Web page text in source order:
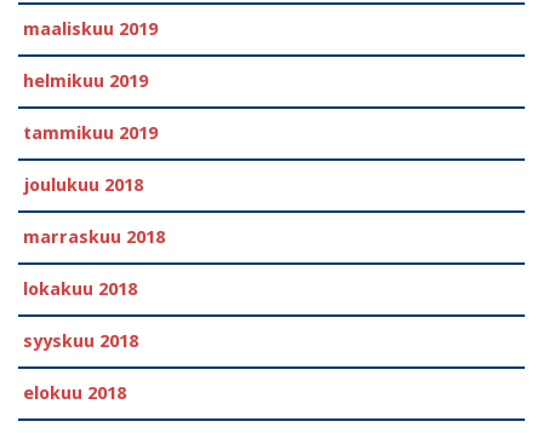
maaliskuu 2019
helmikuu 2019
tammikuu 2019
joulukuu 2018
marraskuu 2018
lokakuu 2018
syyskuu 2018
elokuu 2018